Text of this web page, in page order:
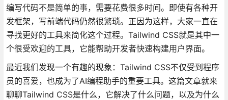
编写代码不是简单的事，需要花费很多时间。即使有各种开
发框架，写前端代码仍然很繁琐。正因为这样，大家一直在
寻找更好的工具来简化这个过程。Tailwind CSS就是其中一
个很受欢迎的工具，它能帮助开发者快速构建用户界面。
最近我们发现一个有趣的现象：Tailwind CSS不仅受到程序
员的喜爱，也成为了AI编程助手的重要工具。这篇文章就来
聊聊Tailwind CSS是什么，它解决了什么问题，以及为什么